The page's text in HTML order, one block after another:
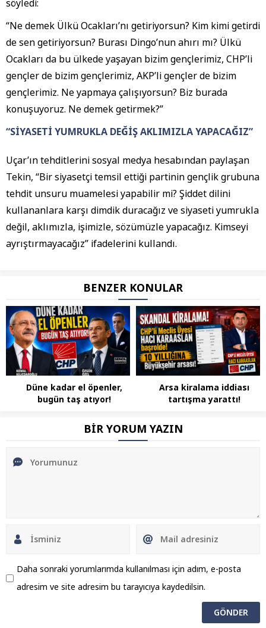
söyledi:
“Ne demek Ülkü Ocakları’nı getiriyorsun? Kim kimi getirdi
de sen getiriyorsun? Burası Dingo’nun ahırı mı? Ülkü
Ocakları da bu ülkede yaşayan bizim gençlerimiz, CHP’li
gençler de bizim gençlerimiz, AKP’li gençler de bizim
gençlerimiz. Ne yapmaya çalışıyorsun? Biz burada
konuşuyoruz. Ne demek getirmek?”
“SİYASETİ YUMRUKLA DEĞİŞ AKLIMIZLA YAPACAĞIZ”
Uçar’ın tehditlerini sosyal medya hesabından paylaşan
Tekin, “Bir siyasetçi temsil ettiği partinin gençlik grubuna
tehdit unsuru muamelesi yapabilir mi? Şiddet dilini
kullananlara karşı dimdik duracağız ve siyaseti yumrukla
değil, aklımızla, işimizle, sözümüzle yapacağız. Kimseyi
ayrıştırmayacağız” ifadelerini kullandı.
BENZER KONULAR
Düne kadar el öpenler,
bugün taş atıyor!
Arsa kiralama iddiası
tartışma yarattı!
BİR YORUM YAZIN
Daha sonraki yorumlarımda kullanılması için adım, e-posta
adresim ve site adresim bu tarayıcıya kaydedilsin.